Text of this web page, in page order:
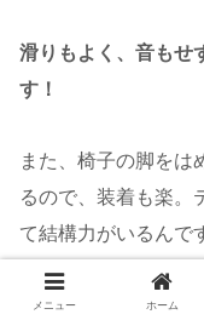
滑りもよく、音もせ
す！
また、椅子の脚をは
るので、装着も楽。
て結構力がいるんで
我が家の椅子は重
メニュー ホーム